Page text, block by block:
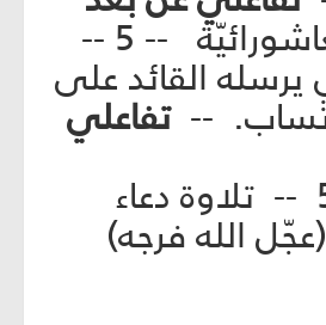
المسابقة العاشورائيّة -- 5 --
القائد على
--تفاعلي
الاختتام -- 5 -- تلاوة دعاء
(عجّل الله فرجه)